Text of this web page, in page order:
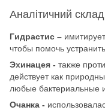
Аналітичний склад
Гидрастис –
чтобы помочь
Эхинацея - также
действует как
любые бактериальные
Очанка -